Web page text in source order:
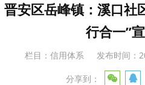
晋安区岳峰镇：溪口社
行合一”
栏目：信用体系 发布时间：
分享到：